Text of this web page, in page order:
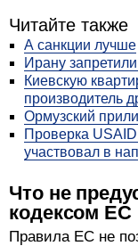
Читайте также
А санкции лучше
Ирану
Киевскую
производитель
Ормузский
Проверка
участвовал в
Что не
кодексом ЕС
Правила ЕС не